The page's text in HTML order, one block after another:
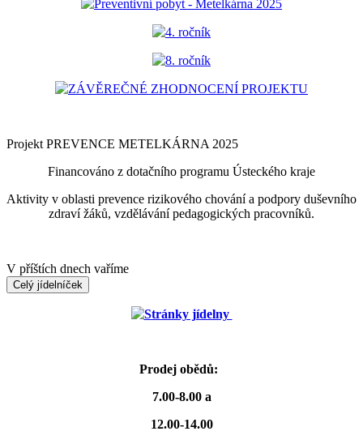
Preventivní pobyt - Metelkárna 2025
4. ročník
8. ročník
ZÁVĚREČNÉ ZHODNOCENÍ PROJEKTU
Projekt PREVENCE METELKÁRNA 2025
Financováno z dotačního programu Ústeckého kraje
Aktivity v oblasti prevence rizikového chování a podpory duševního
zdraví žáků, vzdělávání pedagogických pracovníků.
V příštích dnech vaříme
Celý jídelníček
Stránky jídelny
Prodej obědů:
7.00-8.00 a
12.00-14.00